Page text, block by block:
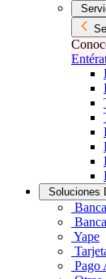
Soluciones
Yape
Pago